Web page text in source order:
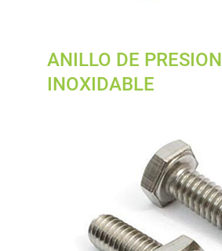
ANILLO DE PRESION
INOXIDABLE